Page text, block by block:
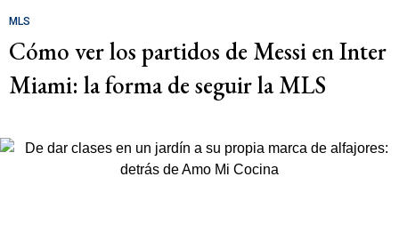
MLS
Cómo ver los partidos de Messi en Inter
Miami: la forma de seguir la MLS